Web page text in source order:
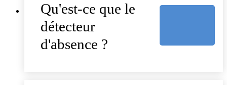
Qu'est-ce que le
détecteur
d'absence ?